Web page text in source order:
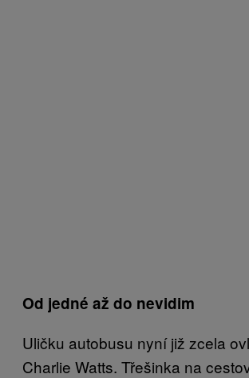
Od jedné až do nevidim
Uličku autobusu nyní již zcela
Charlie Watts. Třešinka na